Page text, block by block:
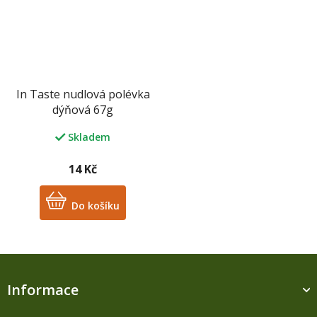
In Taste nudlová polévka
dýňová 67g
Skladem
14 Kč
Do košíku
Informace